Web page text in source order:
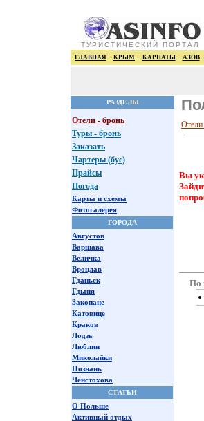
ТУРИСТИЧЕСКИЙ ПОРТАЛ
ГЛАВНАЯ КРЫМ КАРПАТЫ АЗОВ
РАЗДЕЛЫ
Отели - бронь
Туры - бронь
Заказать
Чартеры (бус)
Прайсы
Погода
Карты и схемы
Фотогалерея
ГОРОДА
Августов
Варшава
Величка
Вроцлав
Гданьск
Гдыня
Закопане
Катовице
Краков
Лодзь
Люблин
Миколайки
Познань
Ченстохова
СТАТЬИ
О Польше
Активный отдых
Вы
По